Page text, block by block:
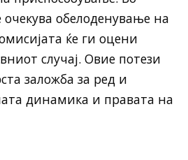
обелоденување на
ќе ги оцени
случај. Овие потези
заложба за ред и
динамика и правата на